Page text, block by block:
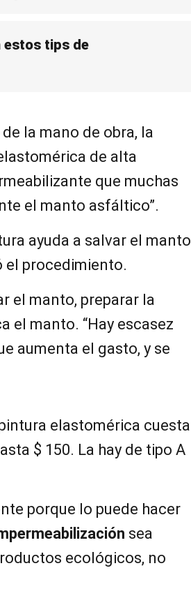
estos tips de
la mano de obra, la
de alta
que muchas
el manto asfáltico”.
ayuda a salvar el manto
el procedimiento.
el manto, preparar la
el manto. “Hay escasez
aumenta el gasto, y se
elastomérica cuesta
$ 150. La hay de tipo A
porque lo puede hacer
sea
ecológicos, no